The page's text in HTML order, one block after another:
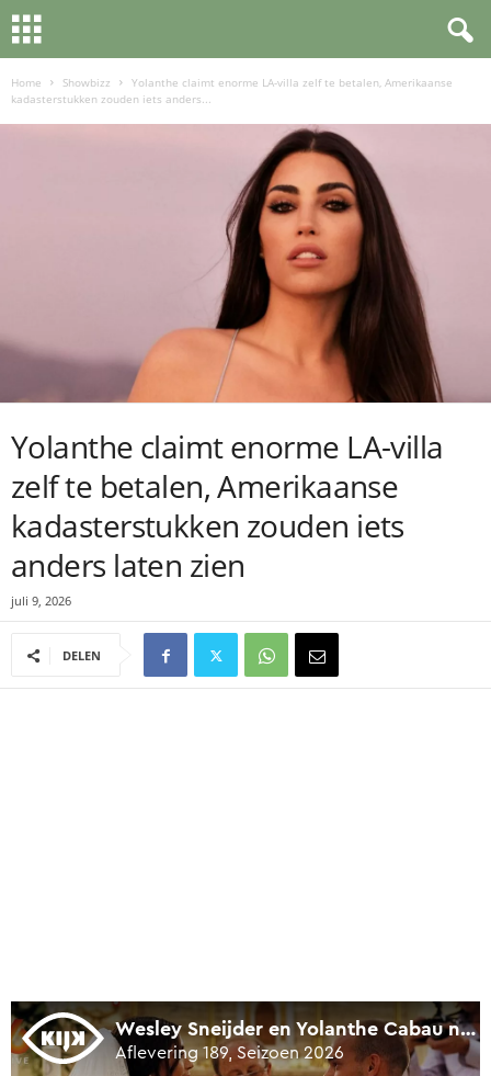
Home Showbizz
Yolanthe claimt enorme LA-villa zelf te betalen, Amerikaanse
kadasterstukken zouden iets anders...
Yolanthe claimt enorme LA-villa
zelf te betalen, Amerikaanse
kadasterstukken zouden iets
anders laten zien
juli 9, 2026
DELEN